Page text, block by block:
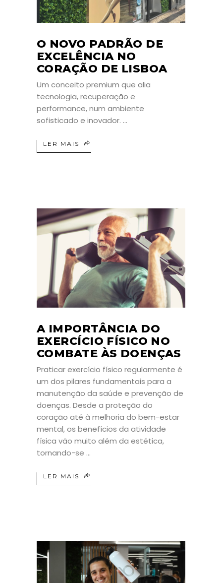
O NOVO PADRÃO DE
EXCELÊNCIA NO
CORAÇÃO DE LISBOA
Um conceito premium que alia
tecnologia, recuperação e
performance, num ambiente
sofisticado e inovador.
LER MAIS
A IMPORTÂNCIA DO
EXERCÍCIO FÍSICO NO
COMBATE ÀS DOENÇAS
Praticar exercício físico regularmente é
um dos pilares fundamentais para a
manutenção da saúde e prevenção de
doenças. Desde a proteção do
coração até à melhoria do bem-estar
mental, os benefícios da atividade
física vão muito além da estética,
tornando-se
LER MAIS